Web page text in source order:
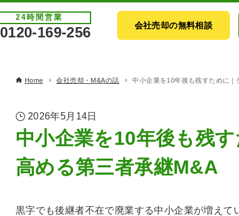
24時間 営業
0120-169-256 会社売却の無料相談
Home 会社売却・M&Aの話 中小企業を10年後も残すために
2026年5月14日
中小企業を10年後も残
高める第三者承継M&A
黒字でも後継者不在で廃業する中小企業が増えて